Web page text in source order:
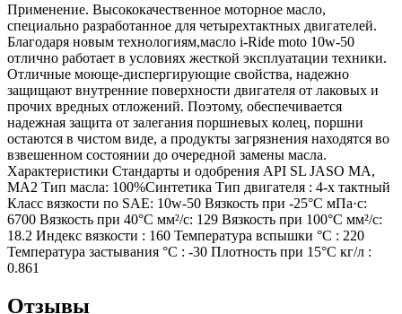
Применение. Высококачественное моторное масло,
специально разработанное для четырехтактных двигателей.
Благодаря новым технологиям,масло i-Ride moto 10w-50
отлично работает в условиях жесткой эксплуатации техники.
Отличные моюще-диспергирующие свойства, надежно
защищают внутренние поверхности двигателя от лаковых и
прочих вредных отложений. Поэтому, обеспечивается
надежная защита от залегания поршневых колец, поршни
остаются в чистом виде, а продукты загрязнения находятся во
взвешенном состоянии до очередной замены масла.
Характеристики Стандарты и одобрения API SL JASO MA,
MA2 Тип масла: 100%Синтетика Тип двигателя : 4-х тактный
Класс вязкости по SAE: 10w-50 Вязкость при -25°С мПа·с:
6700 Вязкость при 40°С мм²/с: 129 Вязкость при 100°С мм²/с:
18.2 Индекс вязкости : 160 Температура вспышки °C : 220
Температура застывания °C : -30 Плотность при 15°С кг/л :
0.861
Отзывы